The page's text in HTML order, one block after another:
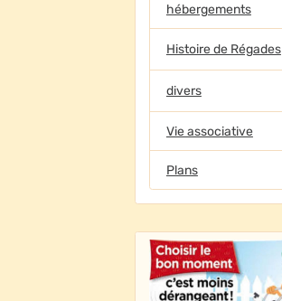
hébergements
Histoire de Régades
divers
Vie associative
Plans